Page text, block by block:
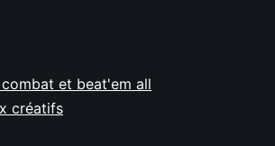
et beat'em all
créatifs